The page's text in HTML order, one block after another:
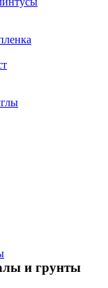
и грунты